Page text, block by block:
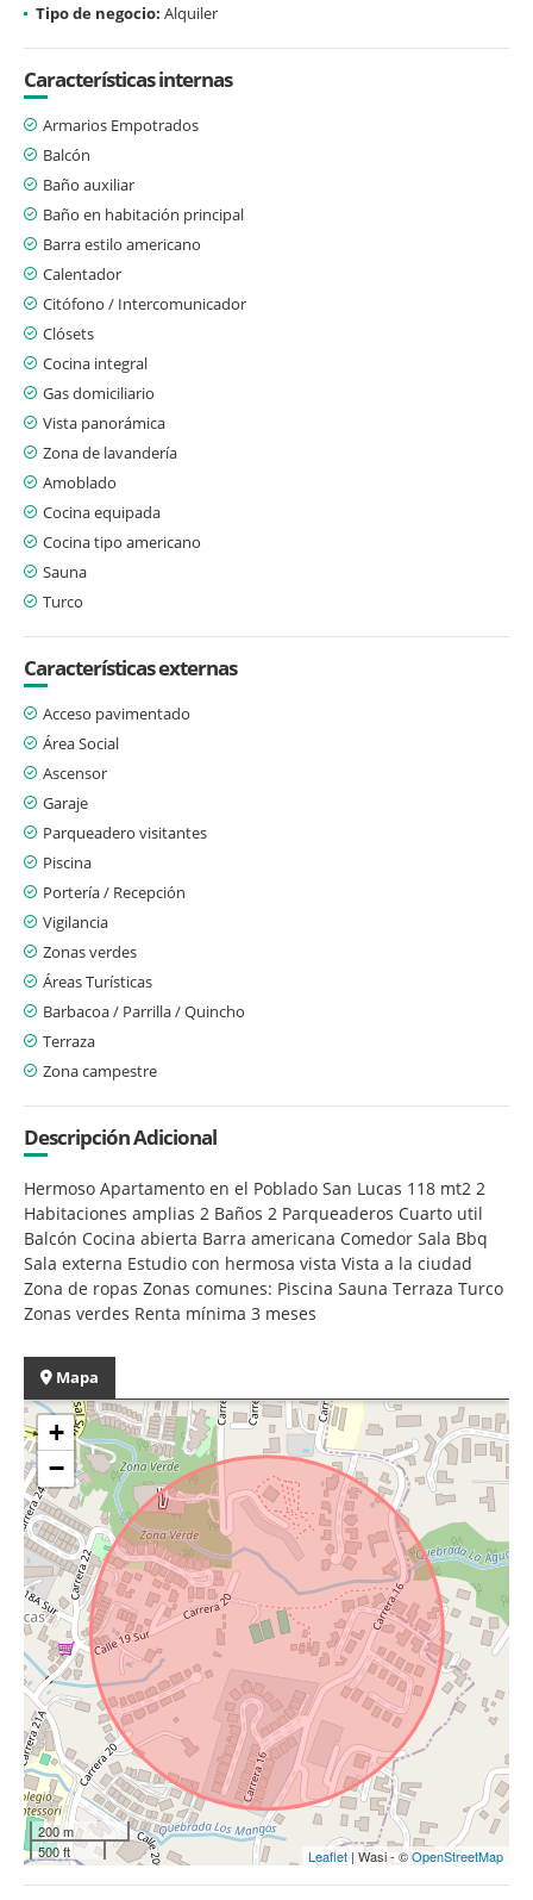
Tipo de negocio: Alquiler
Características internas
Armarios Empotrados
Balcón
Baño auxiliar
Baño en habitación principal
Barra estilo americano
Calentador
Citófono / Intercomunicador
Clósets
Cocina integral
Gas domiciliario
Vista panorámica
Zona de lavandería
Amoblado
Cocina equipada
Cocina tipo americano
Sauna
Turco
Características externas
Acceso pavimentado
Área Social
Ascensor
Garaje
Parqueadero visitantes
Piscina
Portería / Recepción
Vigilancia
Zonas verdes
Áreas Turísticas
Barbacoa / Parrilla / Quincho
Terraza
Zona campestre
Descripción Adicional
Hermoso Apartamento en el Poblado San Lucas 118 mt2 2
Habitaciones amplias 2 Baños 2 Parqueaderos Cuarto util
Balcón Cocina abierta Barra americana Comedor Sala Bbq
Sala externa Estudio con hermosa vista Vista a la ciudad
Zona de ropas Zonas comunes: Piscina Sauna Terraza Turco
Zonas verdes Renta mínima 3 meses
Mapa
+
−
200 m
500 ft
Leaflet | Wasi - ©OpenStreetMap